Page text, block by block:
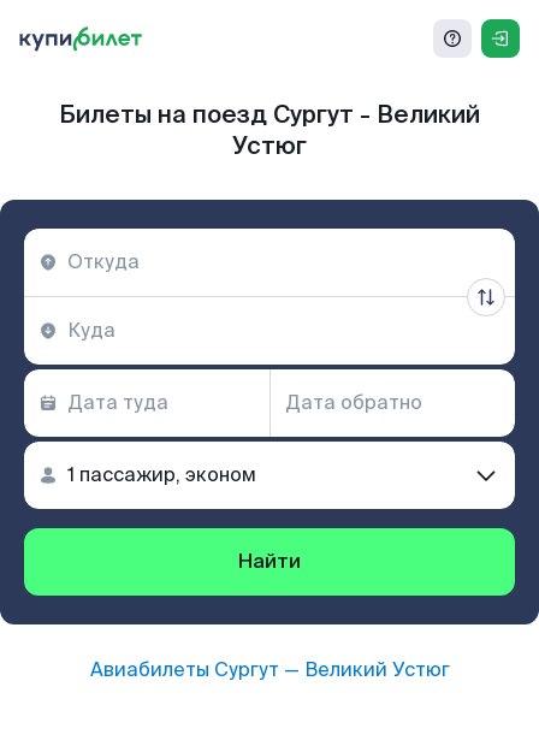
Билеты на поезд Сургут - Великий
Устюг
Найти
Авиабилеты Сургут — Великий Устюг